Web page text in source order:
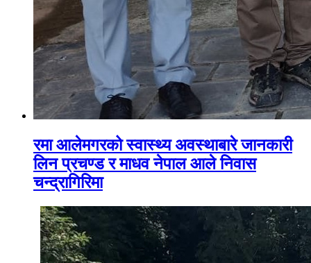
रमा आलेमगरको स्वास्थ्य अवस्थाबारे जानकारी
लिन प्रचण्ड र माधव नेपाल आले निवास
चन्द्रागिरिमा